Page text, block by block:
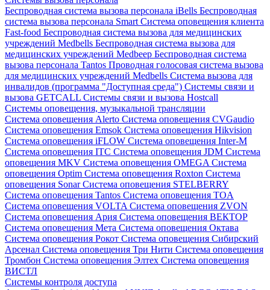
Беспроводная система вызова персонала iBells Беспроводная
система вызова персонала Smart Система оповещения клиента
Fast-food Беспроводная система вызова для медицинских
учреждений Medbells Беспроводная система вызова для
медицинских учреждений Medbeep Беспроводная система
вызова персонала Tantos Проводная голосовая система вызова
для медицинских учреждений Medbells Система вызова для
инвалидов (программа "Доступная среда") Системы связи и
вызова GETCALL Системы связи и вызова Hostcall
Системы оповещения, музыкальной трансляции
Система оповещения Alerto Система оповещения CVGaudio
Система оповещения Emsok Система оповещения Hikvision
Система оповещения iFLOW Система оповещения Inter-M
Система оповещения ITC Система оповещения JDM Система
оповещения MKV Система оповещения OMEGA Система
оповещения Optim Система оповещения Roxton Система
оповещения SonarСистема оповещения STELBERRY
Система оповещения Tantos Система оповещения TOA
Система оповещения VOLTA Система оповещения ZVON
Система оповещения Ария Система оповещения ВЕКТОР
Система оповещения Мета Система оповещения Октава
Система оповещения Рокот Система оповещения Сибирский
Арсенал Система оповещения Три Нити Система оповещения
Тромбон Система оповещения Элтех Система оповещения
ВИСТЛ
Системы контроля доступа